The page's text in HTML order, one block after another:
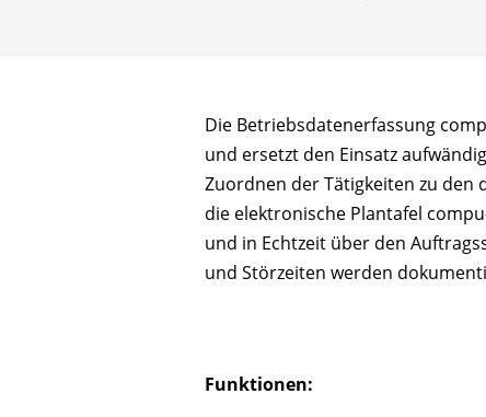
Die Betriebsdatenerfassung
und ersetzt den Einsatz
Zuordnen der Tätigkeiten zu den
die elektronische Plantafel
und in Echtzeit über den
und Störzeiten werden
Funktionen: